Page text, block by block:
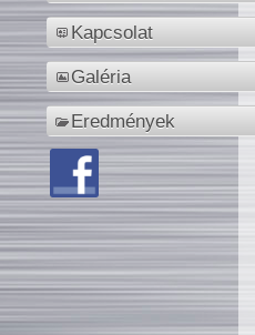
Kapcsolat
Galéria
Eredmények